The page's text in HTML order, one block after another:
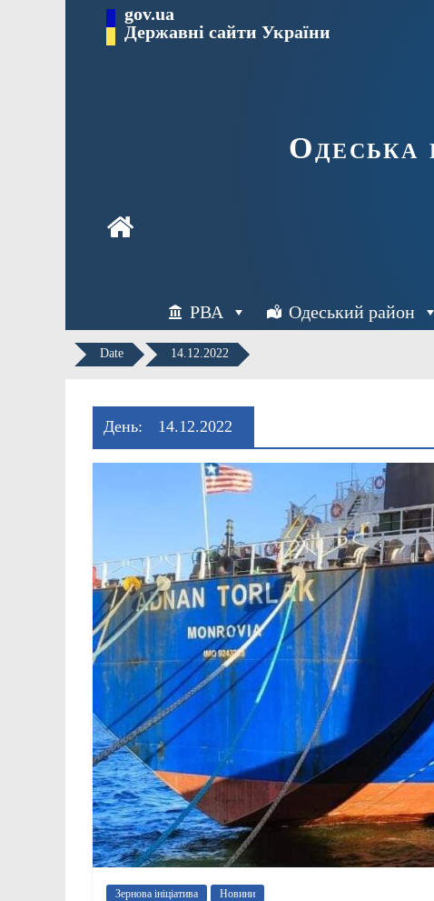
Перейти gov.ua
Державні сайти України
Одеська
РВА Одеський район
Date 14.12.2022
День: 14.12.2022
Зернова ініціатива Новини